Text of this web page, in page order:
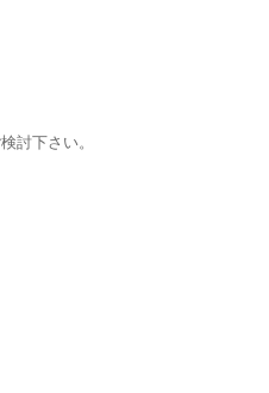
討下さい。